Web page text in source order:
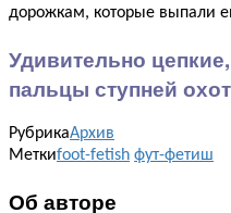
дорожкам, которые выпали
Удивительно
пальцы ступней
РубрикаАрхив
Меткиfoot-fetish фут-фетиш
Об авторе